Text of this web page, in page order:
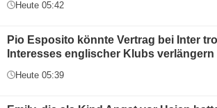
Heute 05:42
Pio Esposito könnte Vertrag bei Inter
Interesses englischer Klubs verlängern
Heute 05:39